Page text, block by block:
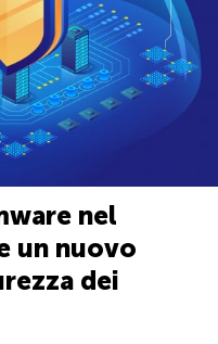
nel
un nuovo
dei